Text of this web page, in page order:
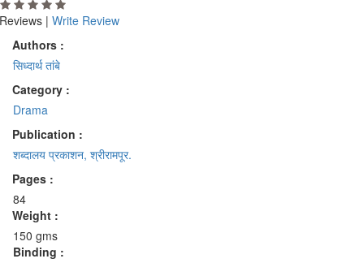
| Write Review
Authors :
सिध्दार्थ तांबे
Category :
Drama
Publication :
शब्दालय प्रकाशन, श्रीरामपूर.
Pages :
84
Weight :
150 gms
Binding :